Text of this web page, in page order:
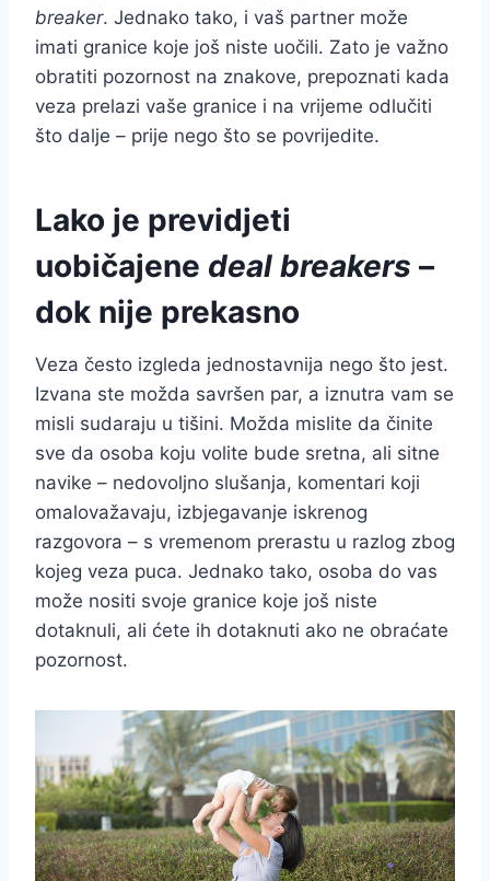
breaker. Jednako tako, i vaš partner može
imati granice koje još niste uočili. Zato je važno
obratiti pozornost na znakove, prepoznati kada
veza prelazi vaše granice i na vrijeme odlučiti
što dalje – prije nego što se povrijedite.
Lako je previdjeti
uobičajene deal breakers –
dok nije prekasno
Veza često izgleda jednostavnija nego što jest.
Izvana ste možda savršen par, a iznutra vam se
misli sudaraju u tišini. Možda mislite da činite
sve da osoba koju volite bude sretna, ali sitne
navike – nedovoljno slušanja, komentari koji
omalovažavaju, izbjegavanje iskrenog
razgovora – s vremenom prerastu u razlog zbog
kojeg veza puca. Jednako tako, osoba do vas
može nositi svoje granice koje još niste
dotaknuli, ali ćete ih dotaknuti ako ne obraćate
pozornost.